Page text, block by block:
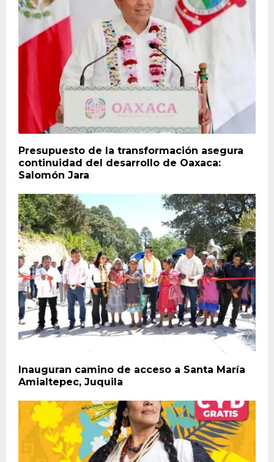
Presupuesto de la transformación asegura
continuidad del desarrollo de Oaxaca:
Salomón Jara
Inauguran camino de acceso a Santa María
Amialtepec, Juquila